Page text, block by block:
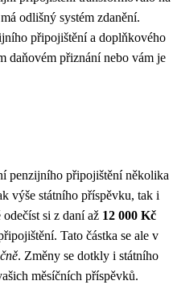
odlišný systém zdanění.
připojištění a doplňkového
daňovém přiznání nebo vám je
penzijního připojištění několika
výše státního příspěvku, tak i
si z daní až 12 000 Kč
Tato částka se ale v
. Změny se dotkly i státního
měsíčních příspěvků.